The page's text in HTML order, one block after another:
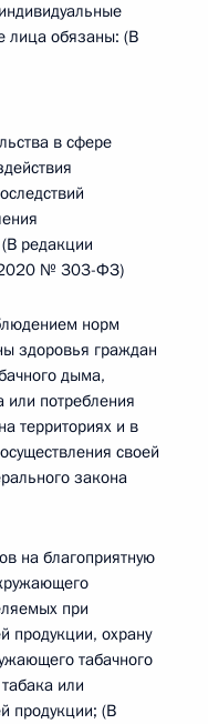
лица обязаны: (В
в сфере
редакции
№ 303-ФЗ)
норм
здоровья граждан
дыма,
или потребления
территориях и в
своей
закона
на благоприятную
при
продукции, охрану
табачного
или
продукции; (В